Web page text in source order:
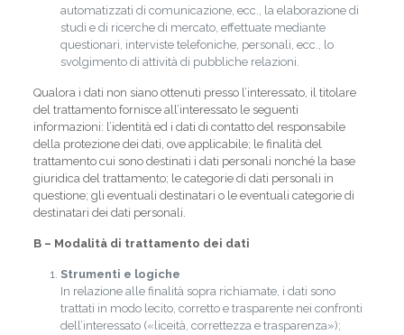
automatizzati di comunicazione, ecc., la elaborazione di
studi e di ricerche di mercato, effettuate mediante
questionari, interviste telefoniche, personali, ecc., lo
svolgimento di attività di pubbliche relazioni.
Qualora i dati non siano ottenuti presso l’interessato, il titolare
del trattamento fornisce all’interessato le seguenti
informazioni: l’identità ed i dati di contatto del responsabile
della protezione dei dati, ove applicabile; le finalità del
trattamento cui sono destinati i dati personali nonché la base
giuridica del trattamento; le categorie di dati personali in
questione; gli eventuali destinatari o le eventuali categorie di
destinatari dei dati personali.
B – Modalità di trattamento dei dati
Strumenti e logiche
In relazione alle finalità sopra richiamate, i dati sono
trattati in modo lecito, corretto e trasparente nei confronti
dell’interessato («liceità, correttezza e trasparenza»);